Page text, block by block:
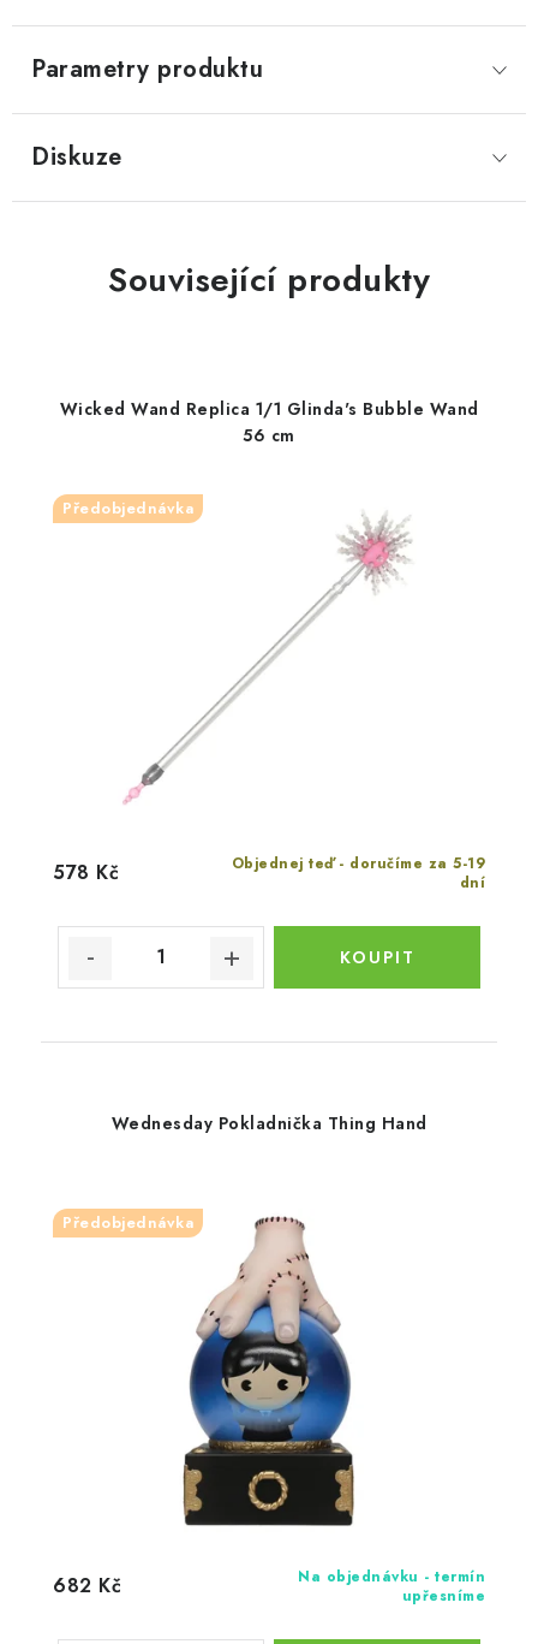
Parametry produktu
Diskuze
Související produkty
Wicked Wand Replica 1/1 Glinda's Bubble Wand
56 cm
Předobjednávka
Objednej teď - doručíme za 5-19
dní
578 Kč
Wednesday Pokladnička Thing Hand
Předobjednávka
Na objednávku - termín
upřesníme
682 Kč